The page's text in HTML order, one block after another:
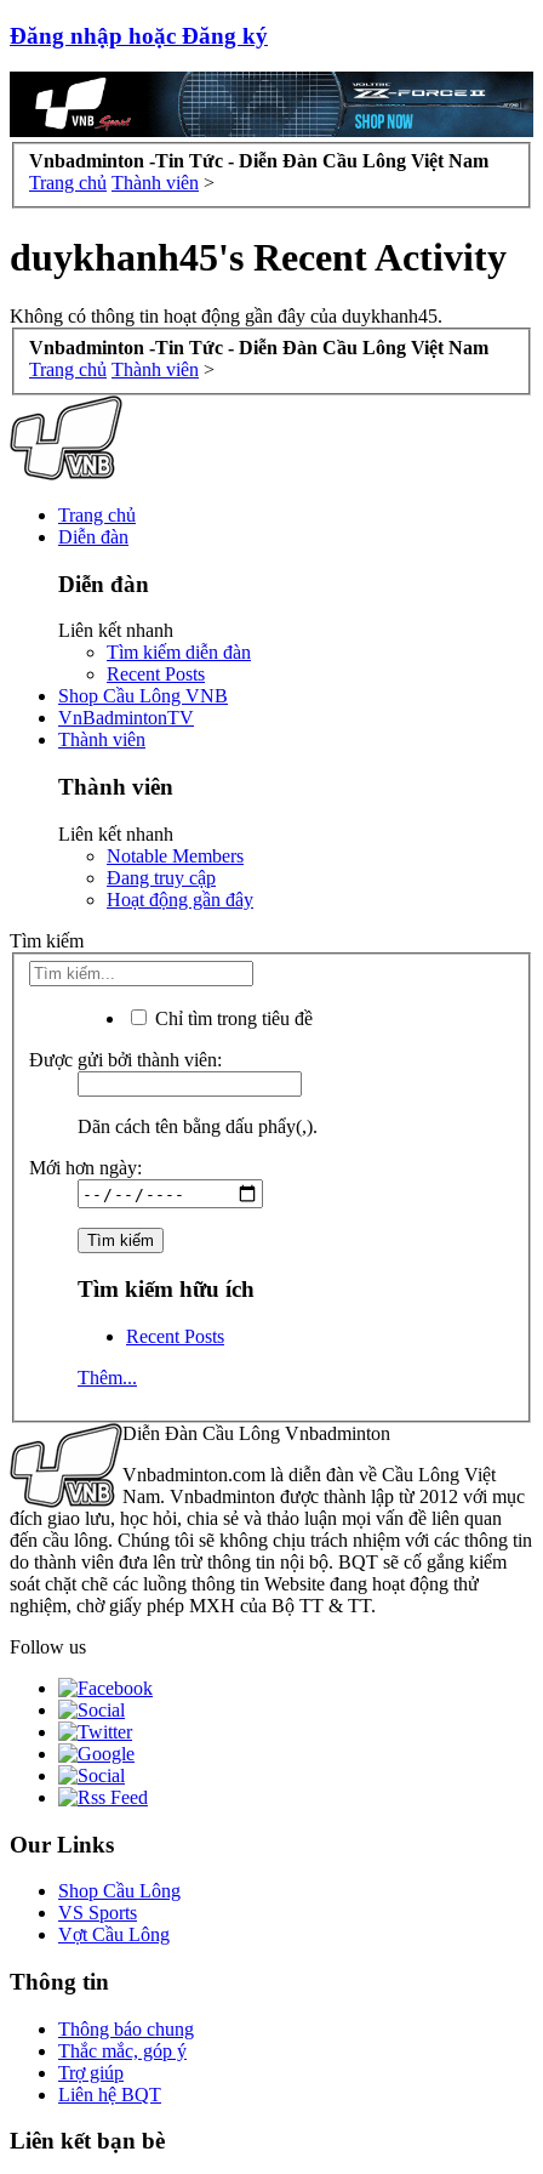
Đăng nhập hoặc Đăng ký
Vnbadminton -Tin Tức - Diễn Đàn Cầu Lông Việt Nam
Trang chủ Thành viên >
duykhanh45's Recent Activity
Không có thông tin hoạt động gần đây của duykhanh45.
Vnbadminton -Tin Tức - Diễn Đàn Cầu Lông Việt Nam
Trang chủ Thành viên >
Trang chủ
Diễn đàn
Diễn đàn
Liên kết nhanh
Tìm kiếm diễn đàn
Recent Posts
Shop Cầu Lông VNB
VnBadmintonTV
Thành viên
Thành viên
Liên kết nhanh
Notable Members
Đang truy cập
Hoạt động gần đây
Tìm kiếm
Chỉ tìm trong tiêu đề
Được gửi bởi thành viên:
Dãn cách tên bằng dấu phẩy(,).
Mới hơn ngày:
Tìm kiếm hữu ích
Recent Posts
Thêm...
Diễn Đàn Cầu Lông Vnbadminton
Vnbadminton.com là diễn đàn về Cầu Lông Việt
Nam. Vnbadminton được thành lập từ 2012 với mục
đích giao lưu, học hỏi, chia sẻ và thảo luận mọi vấn đề liên quan
đến cầu lông. Chúng tôi sẽ không chịu trách nhiệm với các thông tin
do thành viên đưa lên trừ thông tin nội bộ. BQT sẽ cố gắng kiểm
soát chặt chẽ các luồng thông tin Website đang hoạt động thử
nghiệm, chờ giấy phép MXH của Bộ TT & TT.
Follow us
Our Links
Shop Cầu Lông
VS Sports
Vợt Cầu Lông
Thông tin
Thông báo chung
Thắc mắc, góp ý
Trợ giúp
Liên hệ BQT
Liên kết bạn bè